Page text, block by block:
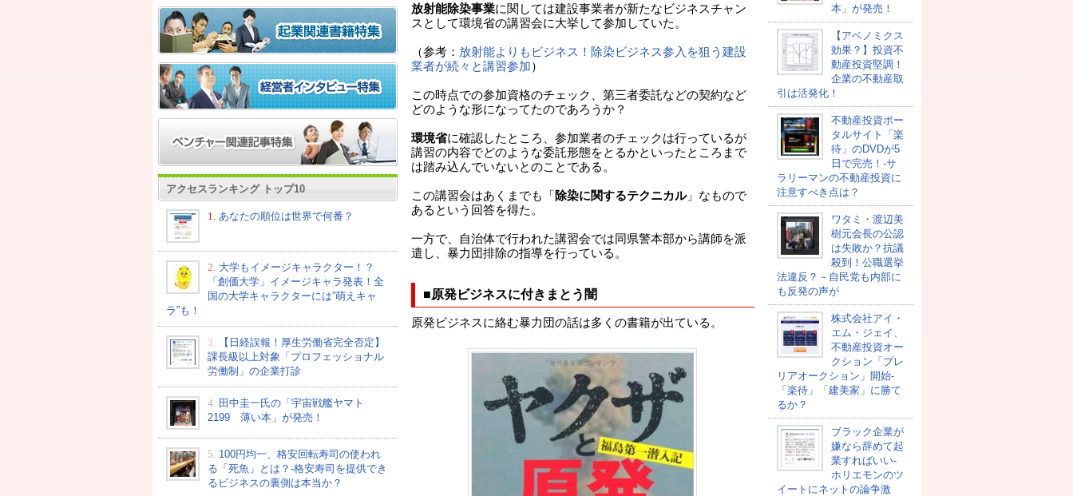
アクセスランキング トップ10
1. あなたの順位は世界で何番？
2. 大学もイメージキャラクター！？
「創価大学」イメージキャラ発表！全
国の大学キャラクターには”萌えキャ
ラ”も！
3.
【日経誤報！厚生労働省完全否定】
課長級以上対象「プロフェッショナル
労働制」の企業打診
4. 田中圭一氏の「宇宙戦艦ヤマト
2199 薄い本」が発売！
5. 100円均一、格安回転寿司の使われ
る「死魚」とは？-格安寿司を提供でき
るビジネスの裏側は本当か？
放射能除染事業に関しては建設事業者が新たなビジネスチャン
スとして環境省の講習会に大挙して参加していた。
（参考： 放射能よりもビジネス！除染ビジネス参入を狙う建設
業者が続々と講習参加）
この時点での参加資格のチェック、第三者委託などの契約など
どのような形になってたのであろうか？
環境省に確認したところ、参加業者のチェックは行っているが
講習の内容でどのような委託形態をとるかといったところまで
は踏み込んでいないとのことである。
この講習会はあくまでも「 除染に関するテクニカル」なもので
あるという回答を得た。
一方で、自治体で行われた講習会では同県警本部から講師を派
遣し、暴力団排除の指導を行っている。
■原発ビジネスに付きまとう闇
原発ビジネスに絡む暴力団の話は多くの書籍が出ている。
本」が発売！
【アベノミクス
効果？】投資不
動産投資堅調！
企業の不動産取
引は活発化！
不動産投資ポー
タルサイト「楽
待」のDVDが5
日で完売！-サ
ラリーマンの不動産投資に
注意すべき点は？
ワタミ・渡辺美
樹元会長の公認
は失敗か？抗議
殺到！公職選挙
法違反？－自民党も内部に
も反発の声が
株式会社アイ・
エム・ジェイ、
不動産投資オー
クション「プレ
リアオークション」開始-
「楽待」「建美家」に勝て
るか？
ブラック企業が
嫌なら辞めて起
業すればいい-
ホリエモンのツ
イートにネットの論争激